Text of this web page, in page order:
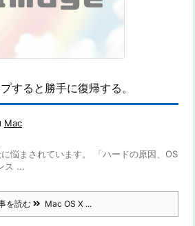
すると勝手に復帰する。
Mac
悩まされています。 「ハードの原因、OS
ス ...
を読む Mac OS X ...